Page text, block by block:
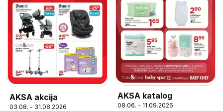
AKSA akcija
03.08. - 31.08.2026
AKSA katalog
08.06. - 11.09.2026